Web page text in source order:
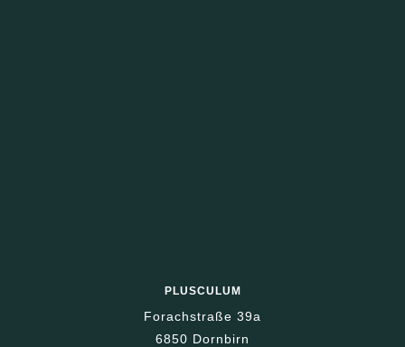
PLUSCULUM
Forachstraße 39a
6850 Dornbirn